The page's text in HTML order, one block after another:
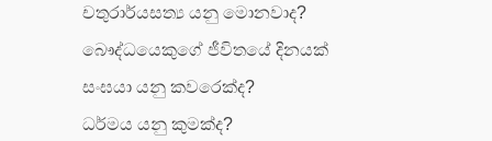
චතුරාර්යසත්‍ය යනු මොනවාද?
බෞද්ධයෙකුගේ ජීවිතයේ දිනයක්
සංඝයා යනු කවරෙක්ද?
ධර්මය යනු කුමක්ද?